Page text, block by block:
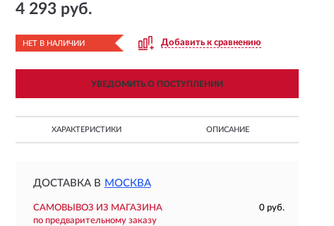
4 293 руб.
НЕТ В НАЛИЧИИ Добавить к сравнению
УВЕДОМИТЬ О ПОСТУПЛЕНИИ
ХАРАКТЕРИСТИКИ ОПИСАНИЕ
ДОСТАВКА В МОСКВА
САМОВЫВОЗ ИЗ МАГАЗИНА
0 руб.
по предварительному заказу